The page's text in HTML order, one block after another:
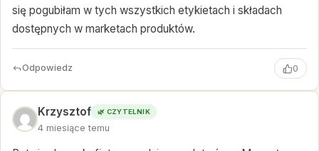
się pogubiłam w tych wszystkich etykietach i składach
dostępnych w marketach produktów.
Odpowiedz 0
Krzysztof 🌿 CZYTELNIK
4 miesiące temu